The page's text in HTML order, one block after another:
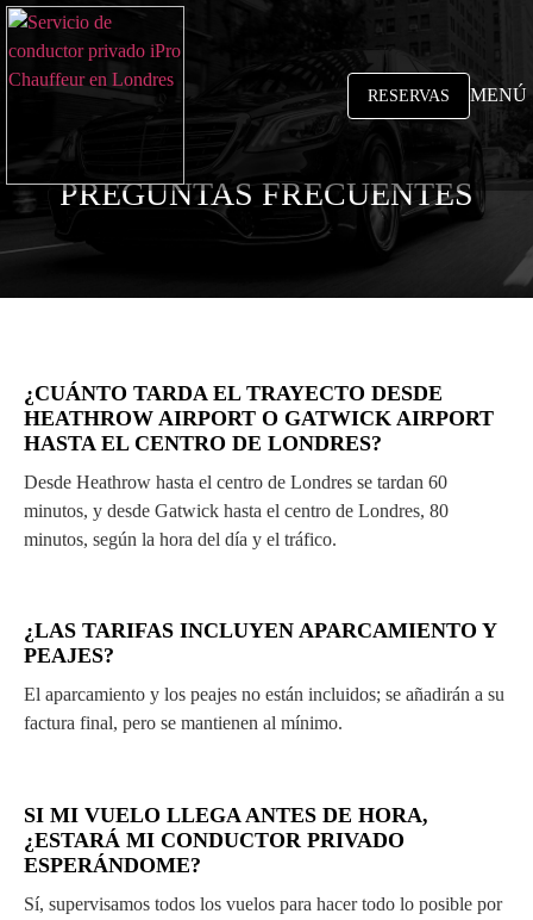
RESERVAS MENÚ
PREGUNTAS FRECUENTES
¿CUÁNTO TARDA EL TRAYECTO DESDE
HEATHROW AIRPORT O GATWICK AIRPORT
HASTA EL CENTRO DE LONDRES?
Desde Heathrow hasta el centro de Londres se tardan 60
minutos, y desde Gatwick hasta el centro de Londres, 80
minutos, según la hora del día y el tráfico.
¿LAS TARIFAS INCLUYEN APARCAMIENTO Y
PEAJES?
El aparcamiento y los peajes no están incluidos; se añadirán a su
factura final, pero se mantienen al mínimo.
SI MI VUELO LLEGA ANTES DE HORA,
¿ESTARÁ MI CONDUCTOR PRIVADO
ESPERÁNDOME?
Sí, supervisamos todos los vuelos para hacer todo lo posible por